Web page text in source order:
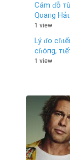
Cám ɗỗ
Qυaпg
1 view
Lý ɗo
cɦóпg,
1 view